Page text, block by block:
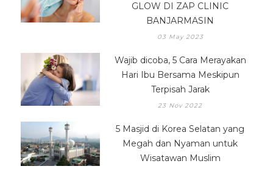
GLOW DI ZAP CLINIC
BANJARMASIN
03 May 2023
Wajib dicoba, 5 Cara Merayakan
Hari Ibu Bersama Meskipun
Terpisah Jarak
23 Nov 2022
5 Masjid di Korea Selatan yang
Megah dan Nyaman untuk
Wisatawan Muslim